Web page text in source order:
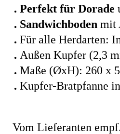
Perfekt für Dorade
Sandwichboden mit
Für alle Herdarten:
Außen Kupfer (2,3
Maße (ØxH): 260 x
Kupfer-Bratpfanne
Vom Lieferanten